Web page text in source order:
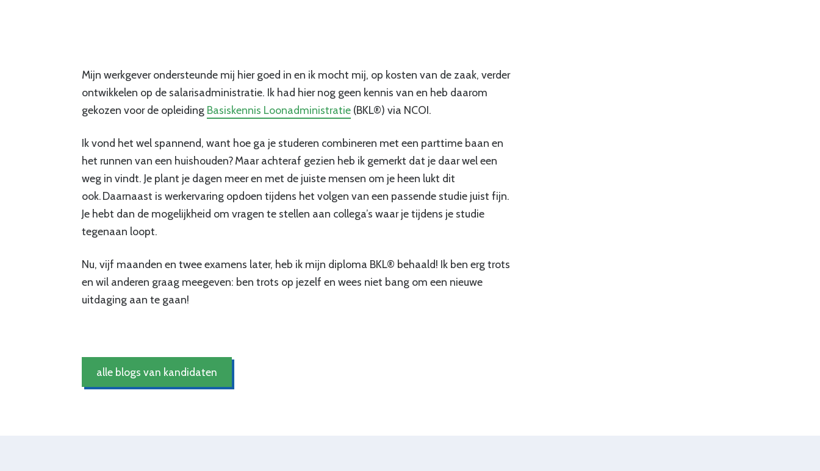
Mijn werkgever ondersteunde mij hier goed in en ik mocht mij, op kosten van de zaak, verder
ontwikkelen op de salarisadministratie. Ik had hier nog geen kennis van en heb daarom
gekozen voor de opleiding Basiskennis Loonadministratie (BKL®) via NCOI.
Ik vond het wel spannend, want hoe ga je studeren combineren met een parttime baan en
het runnen van een huishouden?Maar achteraf gezien heb ik gemerkt dat je daar wel een
weg in vindt. Je plant je dagen meer en met de juiste mensen om je heen lukt dit
ook.Daarnaast is werkervaring opdoen tijdens het volgen van een passende studie juist fijn.
Je hebt dan de mogelijkheid om vragen te stellen aan collega’s waar je tijdens je studie
tegenaan loopt.
Nu, vijf maanden en twee examens later, heb ik mijn diploma BKL® behaald! Ik ben erg trots
en wil anderen graag meegeven: ben trots op jezelf en wees niet bang om een nieuwe
uitdaging aan te gaan!
alle blogs van kandidaten